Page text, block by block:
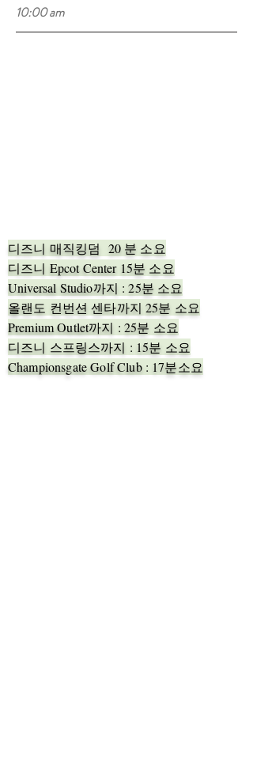
10:00 am
디즈니 매직킹덤 20 분 소요
디즈니 Epcot Center 15분 소요
Universal Studio까지 : 25분 소요
올랜도 컨번션 센타까지 25분 소요
Premium Outlet까지 : 25분 소요
​디즈니 스프링스까지 : 15분 소요
Championsgate Golf Club : 17분소요